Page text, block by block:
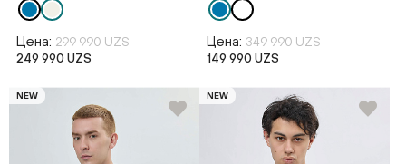
Цена: 299 990 UZS
249 990 UZS
Цена: 349 990 UZS
149 990 UZS
NEW NEW